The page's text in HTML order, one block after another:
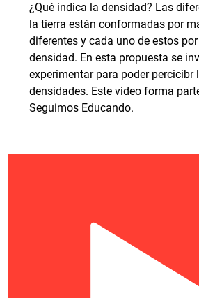
¿Qué indica la densidad? Las
la tierra están conformadas por
diferentes y cada uno de estos
densidad. En esta propuesta se
experimentar para poder percicibr
densidades. Este video forma
Seguimos Educando.